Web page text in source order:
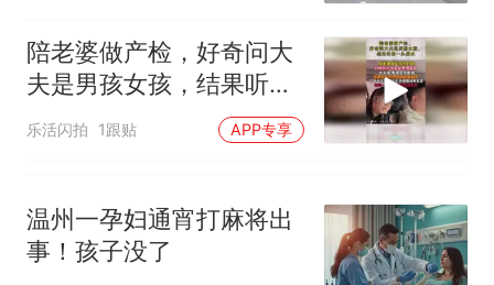
陪老婆做产检，好奇问大
夫是男孩女孩，结果听的
一头雾水
乐活闪拍 1跟贴 APP专享
温州一孕妇通宵打麻将出
事！孩子没了